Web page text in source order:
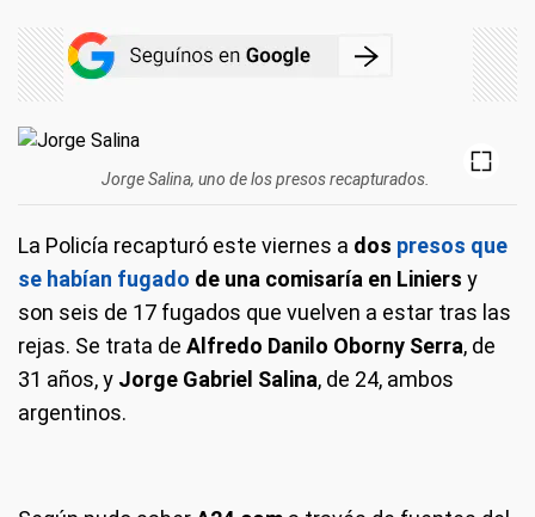
Jorge Salina, uno de los presos recapturados.
La Policía recapturó este viernes a dos presos que
se habían fugado de una comisaría en Liniers y
son seis de 17 fugados que vuelven a estar tras las
rejas. Se trata de Alfredo Danilo Oborny Serra, de
31 años, y Jorge Gabriel Salina, de 24, ambos
argentinos.